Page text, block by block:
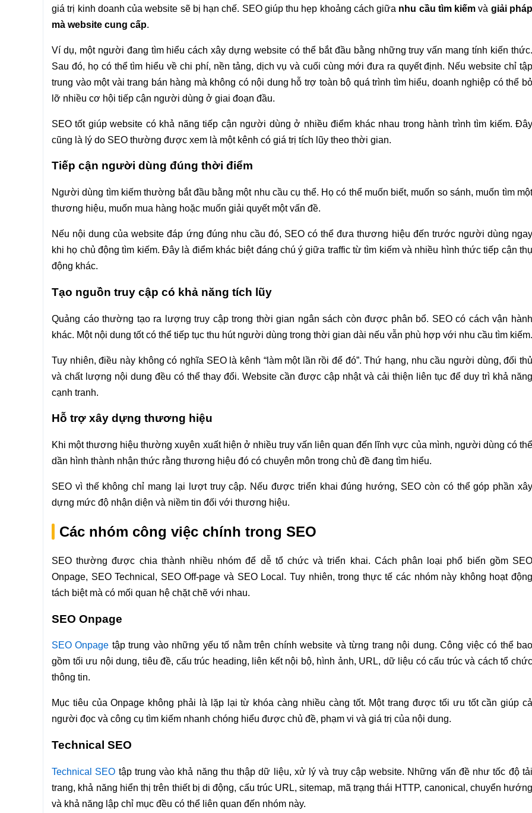
giá trị kinh doanh của website sẽ bị hạn chế. SEO giúp thu hẹp khoảng cách giữa nhu cầu tìm kiếm và giải pháp
mà website cung cấp.
Ví dụ, một người đang tìm hiểu cách xây dựng website có thể bắt đầu bằng những truy vấn mang tính kiến thức.
Sau đó, họ có thể tìm hiểu về chi phí, nền tảng, dịch vụ và cuối cùng mới đưa ra quyết định. Nếu website chỉ tập
trung vào một vài trang bán hàng mà không có nội dung hỗ trợ toàn bộ quá trình tìm hiểu, doanh nghiệp có thể bỏ
lỡ nhiều cơ hội tiếp cận người dùng ở giai đoạn đầu.
SEO tốt giúp website có khả năng tiếp cận người dùng ở nhiều điểm khác nhau trong hành trình tìm kiếm. Đây
cũng là lý do SEO thường được xem là một kênh có giá trị tích lũy theo thời gian.
Tiếp cận người dùng đúng thời điểm
Người dùng tìm kiếm thường bắt đầu bằng một nhu cầu cụ thể. Họ có thể muốn biết, muốn so sánh, muốn tìm một
thương hiệu, muốn mua hàng hoặc muốn giải quyết một vấn đề.
Nếu nội dung của website đáp ứng đúng nhu cầu đó, SEO có thể đưa thương hiệu đến trước người dùng ngay
khi họ chủ động tìm kiếm. Đây là điểm khác biệt đáng chú ý giữa traffic từ tìm kiếm và nhiều hình thức tiếp cận thụ
động khác.
Tạo nguồn truy cập có khả năng tích lũy
Quảng cáo thường tạo ra lượng truy cập trong thời gian ngân sách còn được phân bổ. SEO có cách vận hành
khác. Một nội dung tốt có thể tiếp tục thu hút người dùng trong thời gian dài nếu vẫn phù hợp với nhu cầu tìm kiếm.
Tuy nhiên, điều này không có nghĩa SEO là kênh “làm một lần rồi để đó”. Thứ hạng, nhu cầu người dùng, đối thủ
và chất lượng nội dung đều có thể thay đổi. Website cần được cập nhật và cải thiện liên tục để duy trì khả năng
cạnh tranh.
Hỗ trợ xây dựng thương hiệu
Khi một thương hiệu thường xuyên xuất hiện ở nhiều truy vấn liên quan đến lĩnh vực của mình, người dùng có thể
dần hình thành nhận thức rằng thương hiệu đó có chuyên môn trong chủ đề đang tìm hiểu.
SEO vì thế không chỉ mang lại lượt truy cập. Nếu được triển khai đúng hướng, SEO còn có thể góp phần xây
dựng mức độ nhận diện và niềm tin đối với thương hiệu.
Các nhóm công việc chính trong SEO
SEO thường được chia thành nhiều nhóm để dễ tổ chức và triển khai. Cách phân loại phổ biến gồm SEO
Onpage, SEO Technical, SEO Off-page và SEO Local. Tuy nhiên, trong thực tế các nhóm này không hoạt động
tách biệt mà có mối quan hệ chặt chẽ với nhau.
SEO Onpage
SEO Onpage tập trung vào những yếu tố nằm trên chính website và từng trang nội dung. Công việc có thể bao
gồm tối ưu nội dung, tiêu đề, cấu trúc heading, liên kết nội bộ, hình ảnh, URL, dữ liệu có cấu trúc và cách tổ chức
thông tin.
Mục tiêu của Onpage không phải là lặp lại từ khóa càng nhiều càng tốt. Một trang được tối ưu tốt cần giúp cả
người đọc và công cụ tìm kiếm nhanh chóng hiểu được chủ đề, phạm vi và giá trị của nội dung.
Technical SEO
Technical SEO tập trung vào khả năng thu thập dữ liệu, xử lý và truy cập website. Những vấn đề như tốc độ tải
trang, khả năng hiển thị trên thiết bị di động, cấu trúc URL, sitemap, mã trạng thái HTTP, canonical, chuyển hướng
và khả năng lập chỉ mục đều có thể liên quan đến nhóm này.